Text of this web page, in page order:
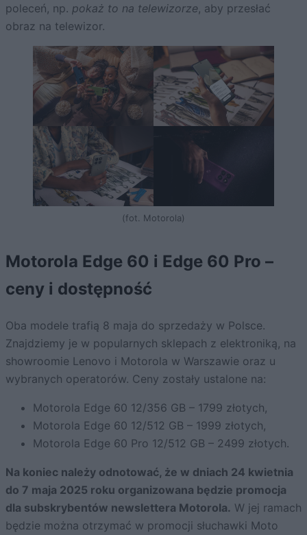
poleceń, np. pokaż to na telewizorze, aby przesłać
obraz na telewizor.
(fot. Motorola)
Motorola Edge 60 i Edge 60 Pro –
ceny i dostępność
Oba modele trafią 8 maja do sprzedaży w Polsce.
Znajdziemy je w popularnych sklepach z elektroniką, na
showroomie Lenovo i Motorola w Warszawie oraz u
wybranych operatorów. Ceny zostały ustalone na:
Motorola Edge 60 12/356 GB – 1799 złotych,
Motorola Edge 60 12/512 GB – 1999 złotych,
Motorola Edge 60 Pro 12/512 GB – 2499 złotych.
Na koniec należy odnotować, że w dniach 24 kwietnia
do 7 maja 2025 roku organizowana będzie promocja
dla subskrybentów newslettera Motorola. W jej ramach
będzie można otrzymać w promocji słuchawki Moto